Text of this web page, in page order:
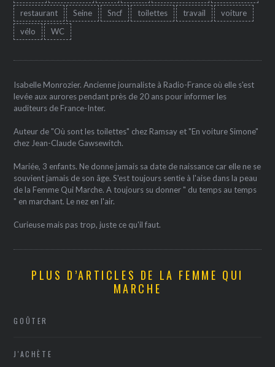
restaurant
Seine Sncf toilettes travail
voiture
vélo
WC
Isabelle Monrozier. Ancienne journaliste à Radio-France où elle s'est
levée aux aurores pendant près de 20 ans pour informer les
auditeurs de France-Inter.
Auteur de "Où sont les toilettes" chez Ramsay et "En voiture Simone"
chez Jean-Claude Gawsewitch.
Mariée, 3 enfants. Ne donne jamais sa date de naissance car elle ne se
souvient jamais de son âge. S'est toujours sentie à l'aise dans la peau
de la Femme Qui Marche. A toujours su donner " du temps au temps
" en marchant. Le nez en l'air.
Curieuse mais pas trop, juste ce qu'il faut.
PLUS D’ARTICLES DE LA FEMME QUI
MARCHE
GOÛTER
J'ACHÈTE